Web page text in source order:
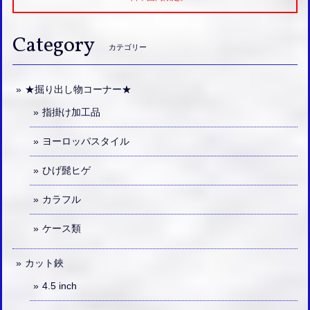
Category カテゴリー
★掘り出し物コーナー★
指掛け加工品
ヨーロッパスタイル
ひげ髭ヒゲ
カラフル
ケース類
カット鋏
4.5 inch